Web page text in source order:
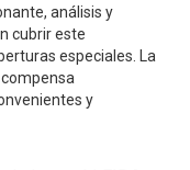
análisis y
cubrir este
especiales. La
y